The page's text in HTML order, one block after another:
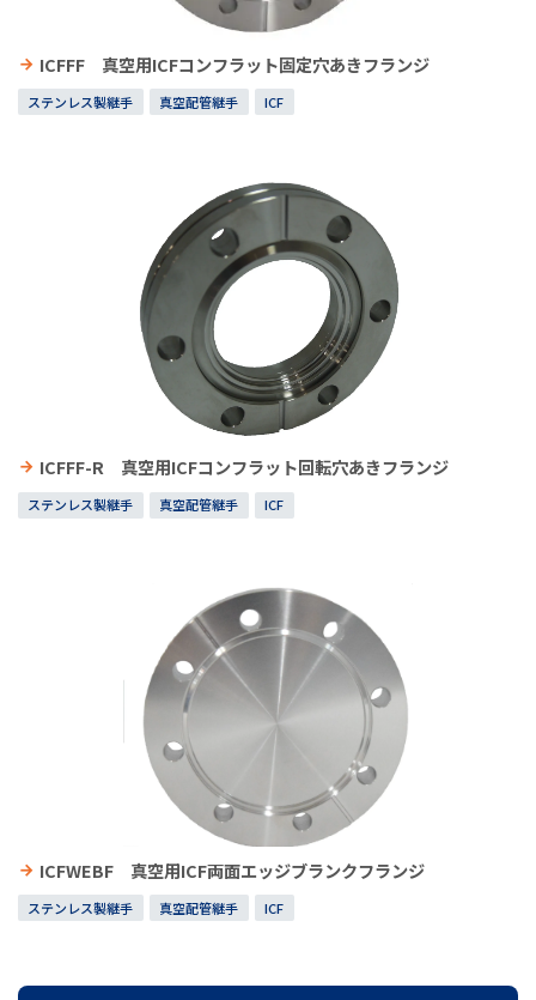
ICFFF 真空用ICFコンフラット固定穴あきフランジ
ステンレス製継手 真空配管継手 ICF
ICFFF-R 真空用ICFコンフラット回転穴あきフランジ
ステンレス製継手 真空配管継手 ICF
ICFWEBF 真空用ICF両面エッジブランクフランジ
ステンレス製継手 真空配管継手 ICF